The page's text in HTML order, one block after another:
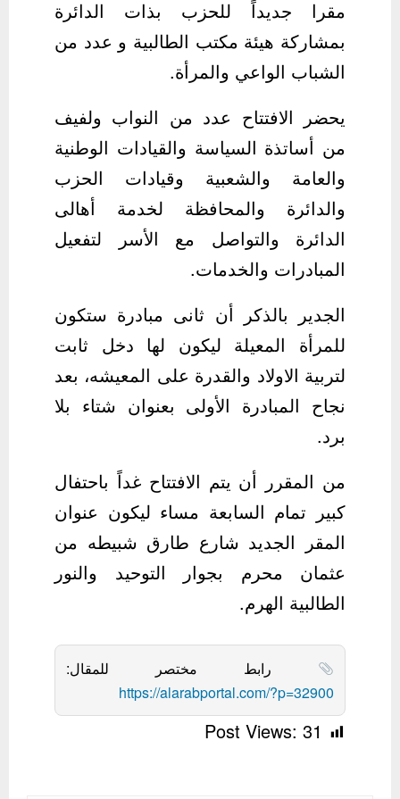
مقرا جديداً للحزب بذات الدائرة
بمشاركة هيئة مكتب الطالبية و عدد من
الشباب الواعي والمرأة.
يحضر الافتتاح عدد من النواب ولفيف
من أساتذة السياسة والقيادات الوطنية
والعامة والشعبية وقيادات الحزب
والدائرة والمحافظة لخدمة أهالى
الدائرة والتواصل مع الأسر لتفعيل
المبادرات والخدمات.
الجدير بالذكر أن ثانى مبادرة ستكون
للمرأة المعيلة ليكون لها دخل ثابت
لتربية الاولاد والقدرة على المعيشه، بعد
نجاح المبادرة الأولى بعنوان شتاء بلا
برد.
من المقرر أن يتم الافتتاح غداً باحتفال
كبير تمام السابعة مساء ليكون عنوان
المقر الجديد شارع طارق شبيطه من
عثمان محرم بجوار التوحيد والنور
الطالبية الهرم.
رابط مختصر للمقال:
https://alarabportal.com/?p=32900
Post Views: 31